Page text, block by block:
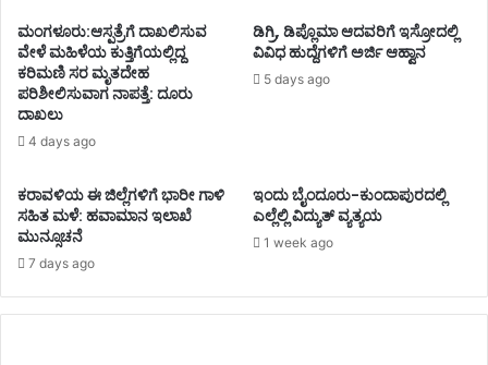
ಮಂಗಳೂರು:ಆಸ್ಪತ್ರೆಗೆ ದಾಖಲಿಸುವ
ವೇಳೆ ಮಹಿಳೆಯ ಕುತ್ತಿಗೆಯಲ್ಲಿದ್ದ
ಕರಿಮಣಿ ಸರ ಮೃತದೇಹ
ಪರಿಶೀಲಿಸುವಾಗ ನಾಪತ್ತೆ: ದೂರು
ದಾಖಲು
4 days ago
ಡಿಗ್ರಿ, ಡಿಪ್ಲೊಮಾ ಆದವರಿಗೆ ಇಸ್ರೋದಲ್ಲಿ
ವಿವಿಧ ಹುದ್ದೆಗಳಿಗೆ ಅರ್ಜಿ ಆಹ್ವಾನ
5 days ago
ಕರಾವಳಿಯ ಈ ಜಿಲ್ಲೆಗಳಿಗೆ ಭಾರೀ ಗಾಳಿ
ಸಹಿತ ಮಳೆ: ಹವಾಮಾನ ಇಲಾಖೆ
ಮುನ್ಸೂಚನೆ
7 days ago
ಇಂದು ಬೈಂದೂರು-ಕುಂದಾಪುರದಲ್ಲಿ
ಎಲ್ಲೆಲ್ಲಿ ವಿದ್ಯುತ್‌ ವ್ಯತ್ಯಯ
1 week ago